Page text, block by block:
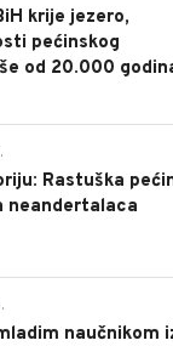
krije jezero,
pećinskog
od 20.000
Rastuška
neandertalaca
naučnikom